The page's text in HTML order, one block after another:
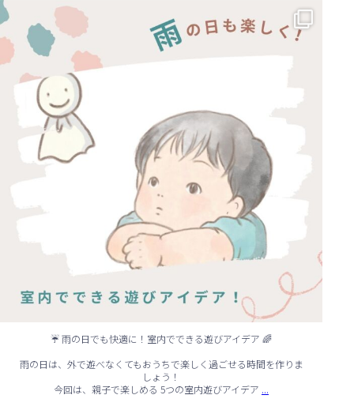
☔ 雨の日でも快適に！室内でできる遊びアイデア 🌈
...
☔ 雨の日でも快適に！室内でできる遊びアイデア 🌈
雨の日は、外で遊べなくてもおうちで楽しく過ごせる時間を作りま
しょう！
今回は、親子で楽しめる 5つの室内遊びアイデア ...